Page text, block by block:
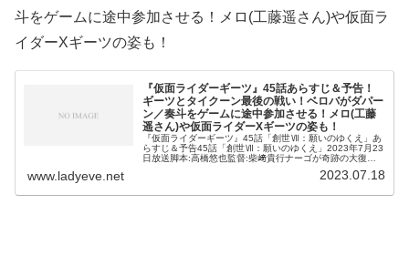
斗をゲームに途中参加させる！メロ(工藤遥さん)や仮面ラ
イダーXギーツの姿も！
『仮面ライダーギーツ』45話あらすじ＆予告！
ギーツとタイクーン最後の戦い！ベロバがダパー
ン／奏斗をゲームに途中参加させる！メロ(工藤
遥さん)や仮面ライダーXギーツの姿も！
『仮面ライダーギーツ』45話「創世Ⅶ：願いのゆくえ」あ
らすじ＆予告45話「創世Ⅶ：願いのゆくえ」2023年7月23
日放送脚本:高橋悠也監督:柴﨑貴行ナーゴが奇跡の大復
www.ladyeve.net 2023.07.18